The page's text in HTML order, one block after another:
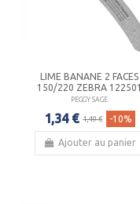
LIME BANANE 2 FACES
150/220 ZEBRA 122501
PEGGY SAGE
1,34 € 1,49 € -10%
Ajouter au panier